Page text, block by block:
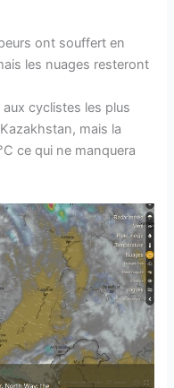
ont souffert en
les nuages resteront
cyclistes les plus
mais la
ce qui ne manquera